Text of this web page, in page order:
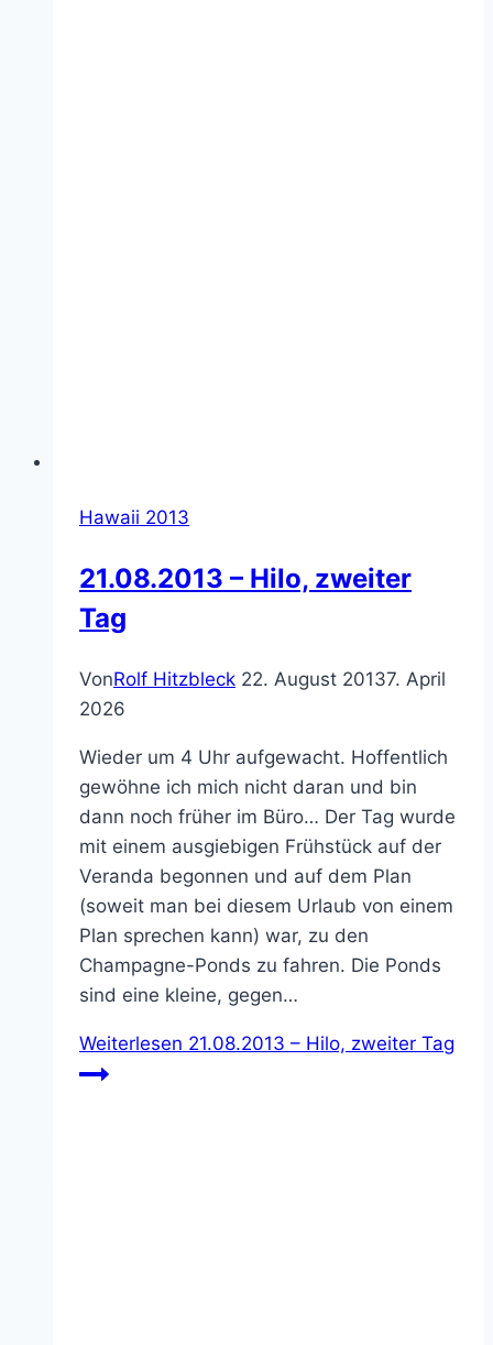
Hawaii 2013
21.08.2013 – Hilo, zweiter
Tag
VonRolf Hitzbleck 22. August 20137. April
2026
Wieder um 4 Uhr aufgewacht. Hoffentlich
gewöhne ich mich nicht daran und bin
dann noch früher im Büro… Der Tag wurde
mit einem ausgiebigen Frühstück auf der
Veranda begonnen und auf dem Plan
(soweit man bei diesem Urlaub von einem
Plan sprechen kann) war, zu den
Champagne-Ponds zu fahren. Die Ponds
sind eine kleine, gegen…
Weiterlesen 21.08.2013 – Hilo, zweiter Tag